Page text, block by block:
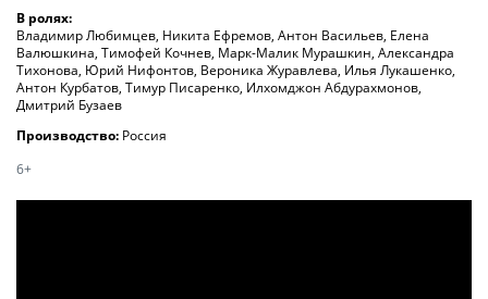
В ролях:
Владимир Любимцев, Никита Ефремов, Антон Васильев, Елена
Валюшкина, Тимофей Кочнев, Марк-Малик Мурашкин, Александра
Тихонова, Юрий Нифонтов, Вероника Журавлева, Илья Лукашенко,
Антон Курбатов, Тимур Писаренко, Илхомджон Абдурахмонов,
Дмитрий Бузаев
Производство: Россия
6+